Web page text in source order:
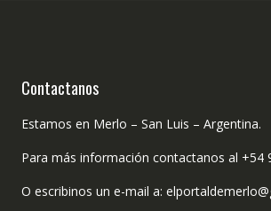
Contactanos
Estamos en Merlo – San Luis – Argentina.
Para más información contactanos al +54
O escribinos un e-mail a: